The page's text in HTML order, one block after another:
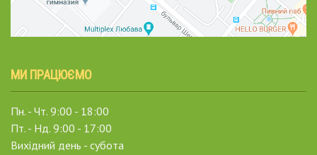
МИ ПРАЦЮЄМО
Пн. - Чт. 9:00 - 18:00
Пт. - Нд. 9:00 - 17:00
Вихідний день - субота